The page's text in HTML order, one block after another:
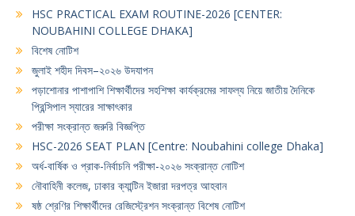
HSC PRACTICAL EXAM ROUTINE-2026 [CENTER:
NOUBAHINI COLLEGE DHAKA]
বিশেষ নোটিশ
জুলাই শহীদ দিবস–২০২৬ উদযাপন
পড়াশোনার পাশাপাশি শিক্ষার্থীদের সহশিক্ষা কার্যক্রমের সাফল্য নিয়ে জাতীয় দৈনিকে
প্রিন্সিপাল স্যারের সাক্ষাৎকার
পরীক্ষা সংক্রান্ত জরুরি বিজ্ঞপ্তি
HSC-2026 SEAT PLAN [Centre: Noubahini college Dhaka]
অর্ধ-বার্ষিক ও প্রাক-নির্বাচনি পরীক্ষা-২০২৬ সংক্রান্ত নোটিশ
নৌবাহিনী কলেজ, ঢাকার ক্যান্টিন ইজারা দরপত্র আহবান
ষষ্ঠ শ্রেণির শিক্ষার্থীদের রেজিস্ট্রেশন সংক্রান্ত বিশেষ নোটিশ